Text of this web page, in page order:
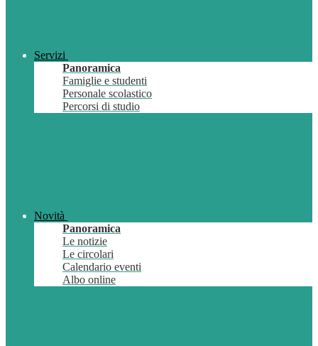
Servizi
Panoramica
Famiglie e studenti
Personale scolastico
Percorsi di studio
Novità
Panoramica
Le notizie
Le circolari
Calendario eventi
Albo online